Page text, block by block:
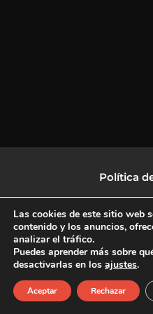
Política
Política de
F
a
c
X
-
Copyright ©
Las cookies de este sitio web
contenido y los anuncios,
analizar el tráfico.
Puedes aprender más sobre
desactivarlas en los ajustes.
Aceptar Rechazar